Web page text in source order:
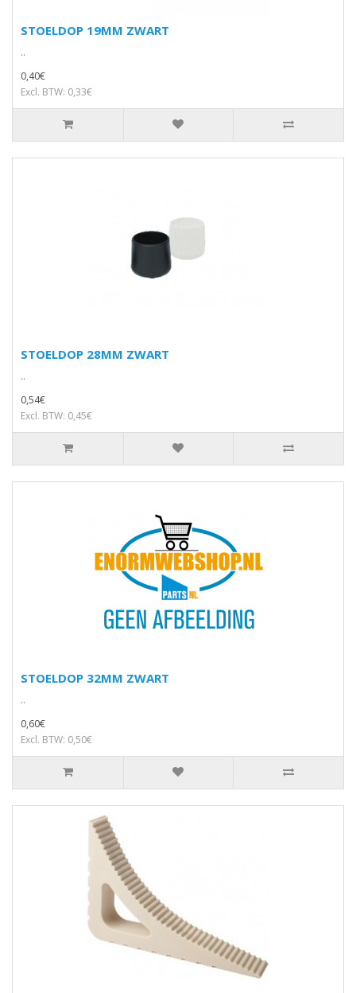
STOELDOP 19MM ZWART
..
0,40€
Excl. BTW: 0,33€
STOELDOP 28MM ZWART
..
0,54€
Excl. BTW: 0,45€
STOELDOP 32MM ZWART
..
0,60€
Excl. BTW: 0,50€